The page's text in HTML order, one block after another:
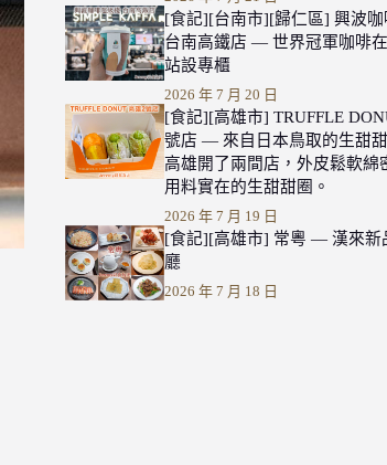
[食記][台南市][歸仁區] 興波咖
台南高鐵店 — 世界冠軍咖啡
站設專櫃
2026 年 7 月 20 日
[食記][高雄市] TRUFFLE
號店 — 來自日本鳥取的生甜
高雄開了兩間店，外皮鬆軟綿
用料實在的生甜甜圈。
2026 年 7 月 19 日
[食記][高雄市] 常粵 — 漢來新
廳
2026 年 7 月 18 日